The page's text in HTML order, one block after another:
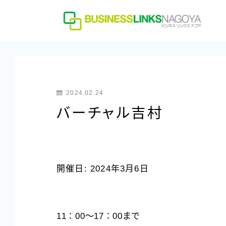
2024.02.24
バーチャル吉村
開催日: 2024年3月6日
11：00～17：00まで